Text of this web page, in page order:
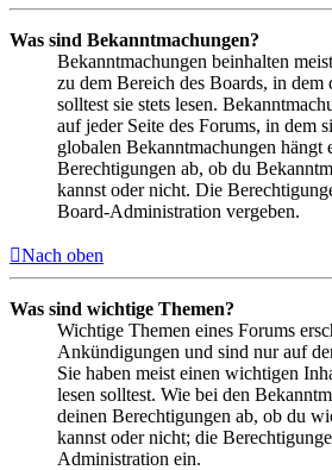
Was sind Bekanntmachungen?
Bekanntmachungen beinhalten
zu dem Bereich des Boards, in
solltest sie stets lesen.
auf jeder Seite des Forums, in dem
globalen Bekanntmachungen hängt
Berechtigungen ab, ob du
kannst oder nicht. Die
Board-Administration vergeben.
Nach oben
Was sind wichtige Themen?
Wichtige Themen eines Forums
Ankündigungen und sind nur auf
Sie haben meist einen wichtigen
lesen solltest. Wie bei den
deinen Berechtigungen ab, ob du
kannst oder nicht; die
Administration ein.